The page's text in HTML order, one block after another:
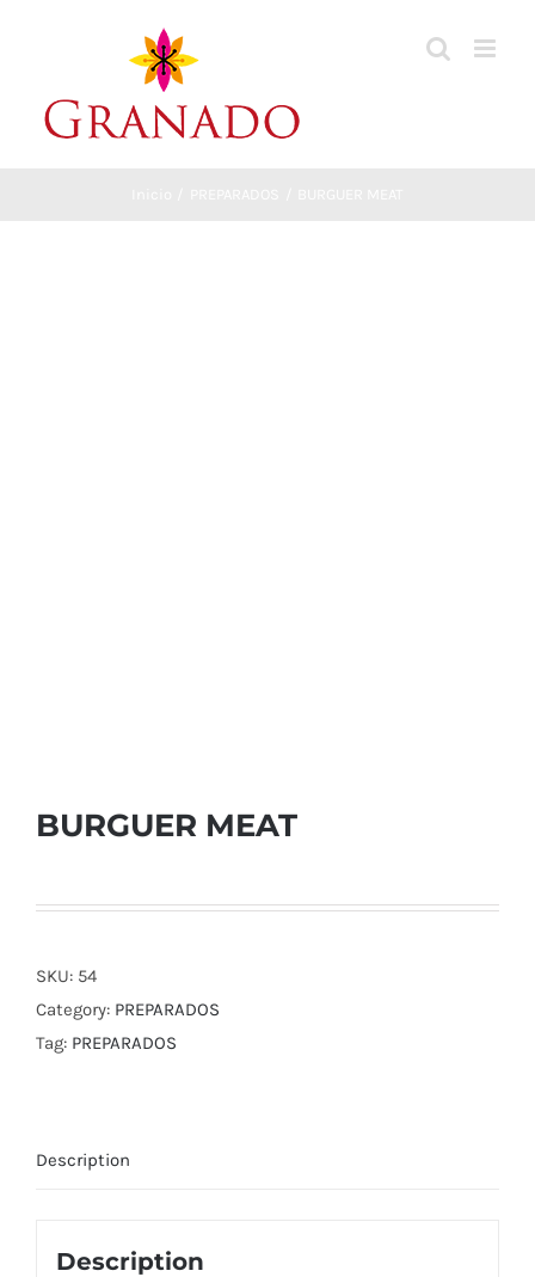
BURGUER MEAT
SKU: 54
Category: PREPARADOS
Tag: PREPARADOS
Description
Description